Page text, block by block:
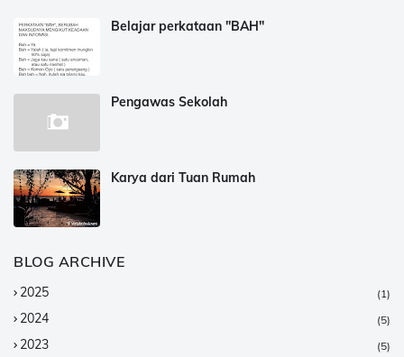
Belajar perkataan "BAH"
Pengawas Sekolah
Karya dari Tuan Rumah
BLOG ARCHIVE
2025 (1)
2024 (5)
2023 (5)